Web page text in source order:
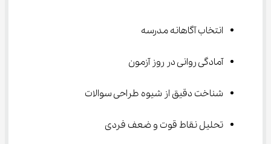
انتخاب آگاهانه مدرسه
آمادگی روانی در روز آزمون
شناخت دقیق از شیوه طراحی سوالات
تحلیل نقاط قوت و ضعف فردی